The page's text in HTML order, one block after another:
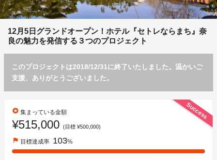
12月5日グランドオープン！ホテル『セトレならまち』奈
良の魅力を発信する３つのプロジェクト
このプロジェクトは2018/12/31に終了いたしました。温かいご
支援、ありがとうございました。
Success
stars 集まっている金額
¥515,000 (目標 ¥500,000)
flag 目標達成率 103%